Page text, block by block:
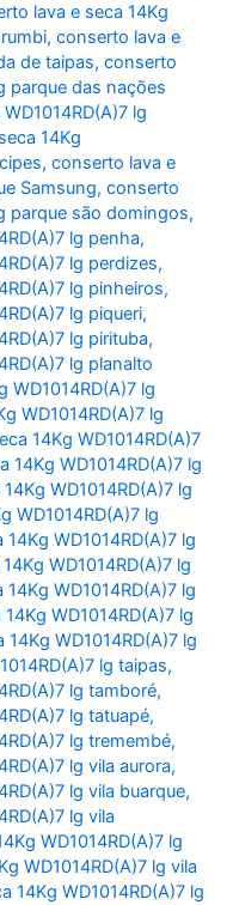
lava e seca 14Kg
,conserto lava e
de taipas,conserto
parque das nações
lg
14Kg
,conserto lava e
Samsung,conserto
parque são domingos,
lg penha,
lg perdizes,
lg pinheiros,
lg piqueri,
lg pirituba,
lg planalto
WD1014RD(A)7 lg
WD1014RD(A)7 lg
14Kg WD1014RD(A)7
14Kg WD1014RD(A)7 lg
WD1014RD(A)7 lg
WD1014RD(A)7 lg
WD1014RD(A)7 lg
WD1014RD(A)7 lg
WD1014RD(A)7 lg
WD1014RD(A)7 lg
WD1014RD(A)7 lg
lg taipas,
lg tamboré,
lg tatuapé,
lg tremembé,
lg vila aurora,
lg vila buarque,
lg vila
WD1014RD(A)7 lg
WD1014RD(A)7 lg vila
14Kg WD1014RD(A)7 lg